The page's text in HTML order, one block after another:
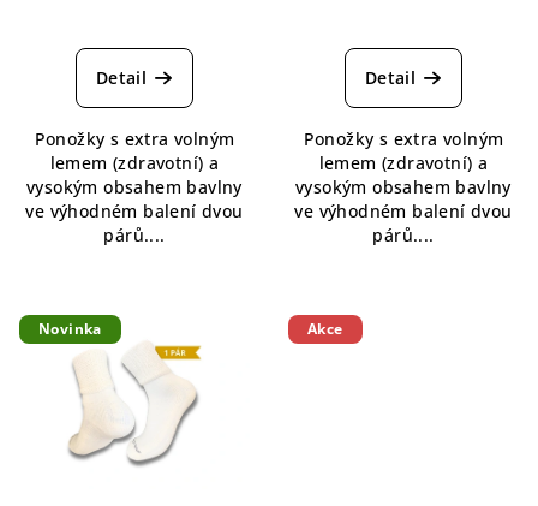
Detail
Ponožky s extra volným
lemem (zdravotní) a
vysokým obsahem bavlny
ve výhodném balení dvou
párů....
hodnocení
produktu
z
5
hvězdiček.
Detail
Ponožky s extra volným
lemem (zdravotní) a
vysokým obsahem bavlny
ve výhodném balení dvou
párů....
Novinka Akce